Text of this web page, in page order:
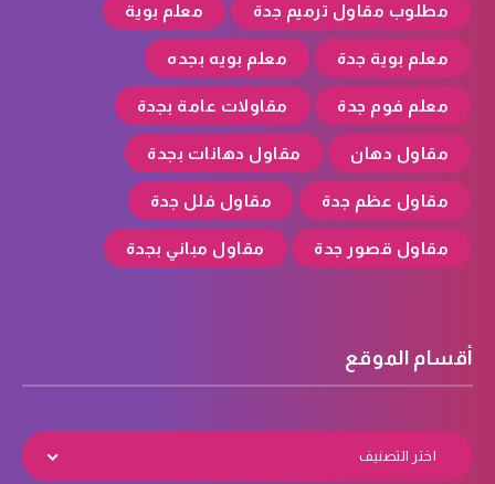
مطلوب مقاول ترميم جدة معلم بوية
معلم بوية جدة معلم بويه بجده
معلم فوم جدة مقاولات عامة بجدة
مقاول دهان مقاول دهانات بجدة
مقاول عظم جدة مقاول فلل جدة
مقاول قصور جدة مقاول مباني بجدة
أقسام الموقع
اختر التصنيف